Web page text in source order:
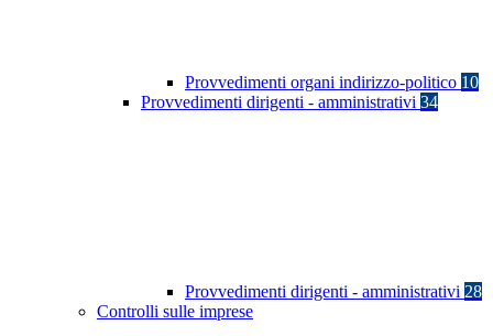
Provvedimenti organi indirizzo-politico 10
Provvedimenti dirigenti - amministrativi 34
Provvedimenti dirigenti - amministrativi 28
Controlli sulle imprese